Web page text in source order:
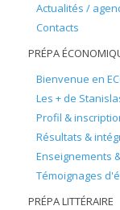
Actualités /
Contacts
PRÉPA
Bienvenue en
Les + de
Profil &
Résultats &
Enseignements
Témoignages
PRÉPA LITTÉRAIRE